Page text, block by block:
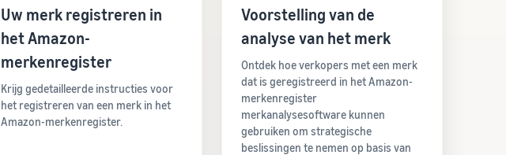
Uw merk registreren in
het Amazon-
merkenregister
Krijg gedetailleerde instructies voor
het registreren van een merk in het
Amazon-merkenregister.
Voorstelling van de
analyse van het merk
Ontdek hoe verkopers met een merk
dat is geregistreerd in het Amazon-
merkenregister
merkanalysesoftware kunnen
gebruiken om strategische
beslissingen te nemen op basis van